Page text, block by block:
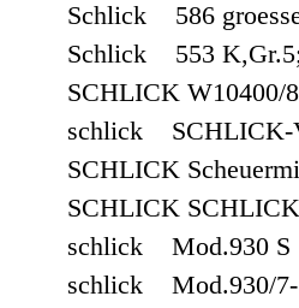
Schlick 586
Schlick 553
SCHLICK W10400/8
schlick SCHLICK-
SCHLICK
SCHLICK
schlick Mod.930 S
schlick Mod.930/7-